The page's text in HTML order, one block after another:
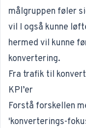
målgruppen føler
vil I også kunne
hermed vil kunne
konvertering.
Fra trafik til
KPI’er
Forstå forskellen
'konverterings-